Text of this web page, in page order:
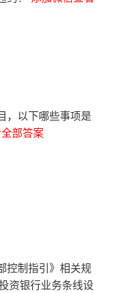
，以下哪些事项是
部答案
控制指引》相关规
资银行业务条线设